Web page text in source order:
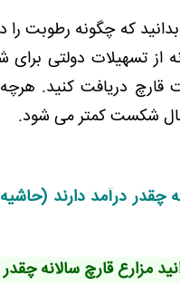
بدانید که چگونه رطوبت
از تسهیلات دولتی
قارچ دریافت کنید.
شکست کمتر می شود.
چقدر درآمد دارند
مزارع قارچ سالانه چقدر